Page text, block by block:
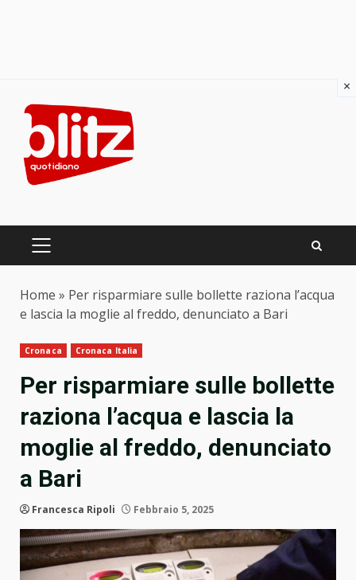
content
PRIMARY
Home » Per risparmiare sulle bollette raziona l’acqua
e lascia la moglie al freddo, denunciato a Bari
Cronaca Cronaca Italia
Per risparmiare sulle bollette
raziona l’acqua e lascia la
moglie al freddo, denunciato
a Bari
Francesca Ripoli Febbraio 5, 2025
×